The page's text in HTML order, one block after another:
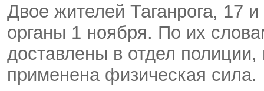
Двое жителей Таганрога, 17
органы 1 ноября. По их
доставлены в отдел
применена физическая сила.